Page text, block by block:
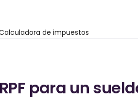
de impuestos
para un